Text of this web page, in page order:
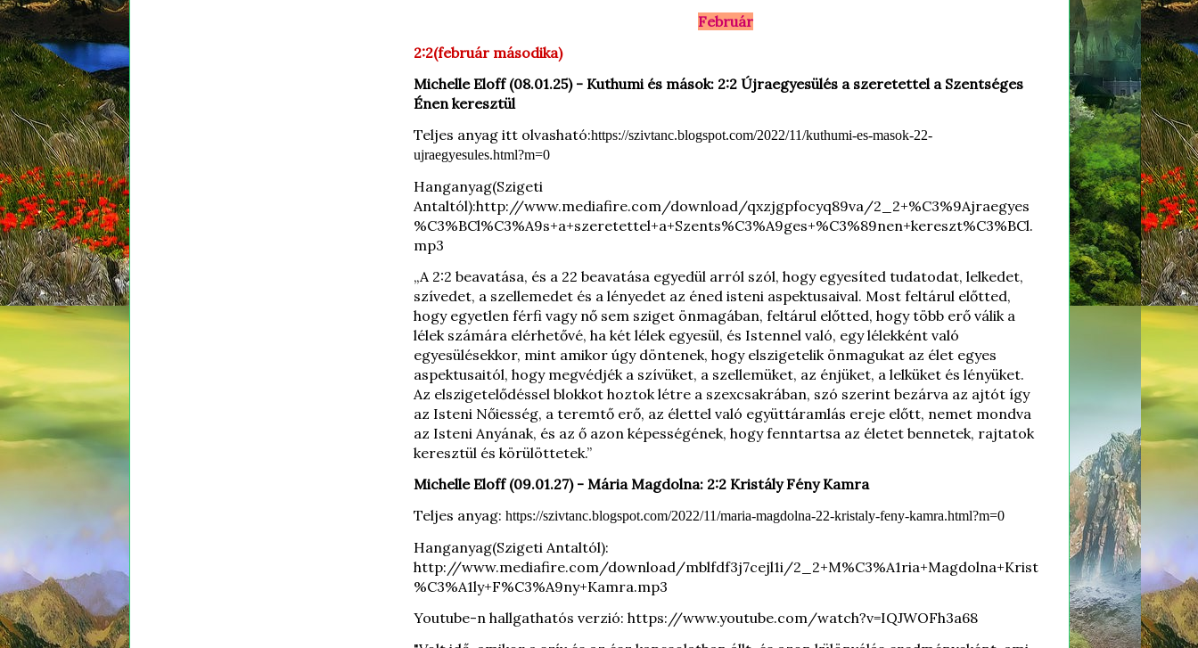
Február
2:2(február másodika)
Michelle Eloff (08.01.25) - Kuthumi és mások: 2:2 Újraegyesülés a szeretettel a Szentséges
Énen keresztül
Teljes anyag itt olvasható:https://szivtanc.blogspot.com/2022/11/kuthumi-es-masok-22-
ujraegyesules.html?m=0
Hanganyag(Szigeti
Antaltól):http://www.mediafire.com/download/qxzjgpfocyq89va/2_2+%C3%9Ajraegyes
%C3%BCl%C3%A9s+a+szeretettel+a+Szents%C3%A9ges+%C3%89nen+kereszt%C3%BCl.
mp3
„A 2:2 beavatása, és a 22 beavatása egyedül arról szól, hogy egyesíted tudatodat, lelkedet,
szívedet, a szellemedet és a lényedet az éned isteni aspektusaival. Most feltárul előtted,
hogy egyetlen férfi vagy nő sem sziget önmagában, feltárul előtted, hogy több erő válik a
lélek számára elérhetővé, ha két lélek egyesül, és Istennel való, egy lélekként való
egyesülésekkor, mint amikor úgy döntenek, hogy elszigetelik önmagukat az élet egyes
aspektusaitól, hogy megvédjék a szívüket, a szellemüket, az énjüket, a lelküket és lényüket.
Az elszigetelődéssel blokkot hoztok létre a szexcsakrában, szó szerint bezárva az ajtót így
az Isteni Nőiesség, a teremtő erő, az élettel való együttáramlás ereje előtt, nemet mondva
az Isteni Anyának, és az ő azon képességének, hogy fenntartsa az életet bennetek, rajtatok
keresztül és körülöttetek.”
Michelle Eloff (09.01.27) - Mária Magdolna: 2:2 Kristály Fény Kamra
Teljes anyag: https://szivtanc.blogspot.com/2022/11/maria-magdolna-22-kristaly-feny-kamra.html?m=0
Hanganyag(Szigeti Antaltól):
http://www.mediafire.com/download/mblfdf3j7cejl1i/2_2+M%C3%A1ria+Magdolna+Krist
%C3%A1ly+F%C3%A9ny+Kamra.mp3
Youtube-n hallgathatós verzió: https://www.youtube.com/watch?v=IQJWOFh3a68